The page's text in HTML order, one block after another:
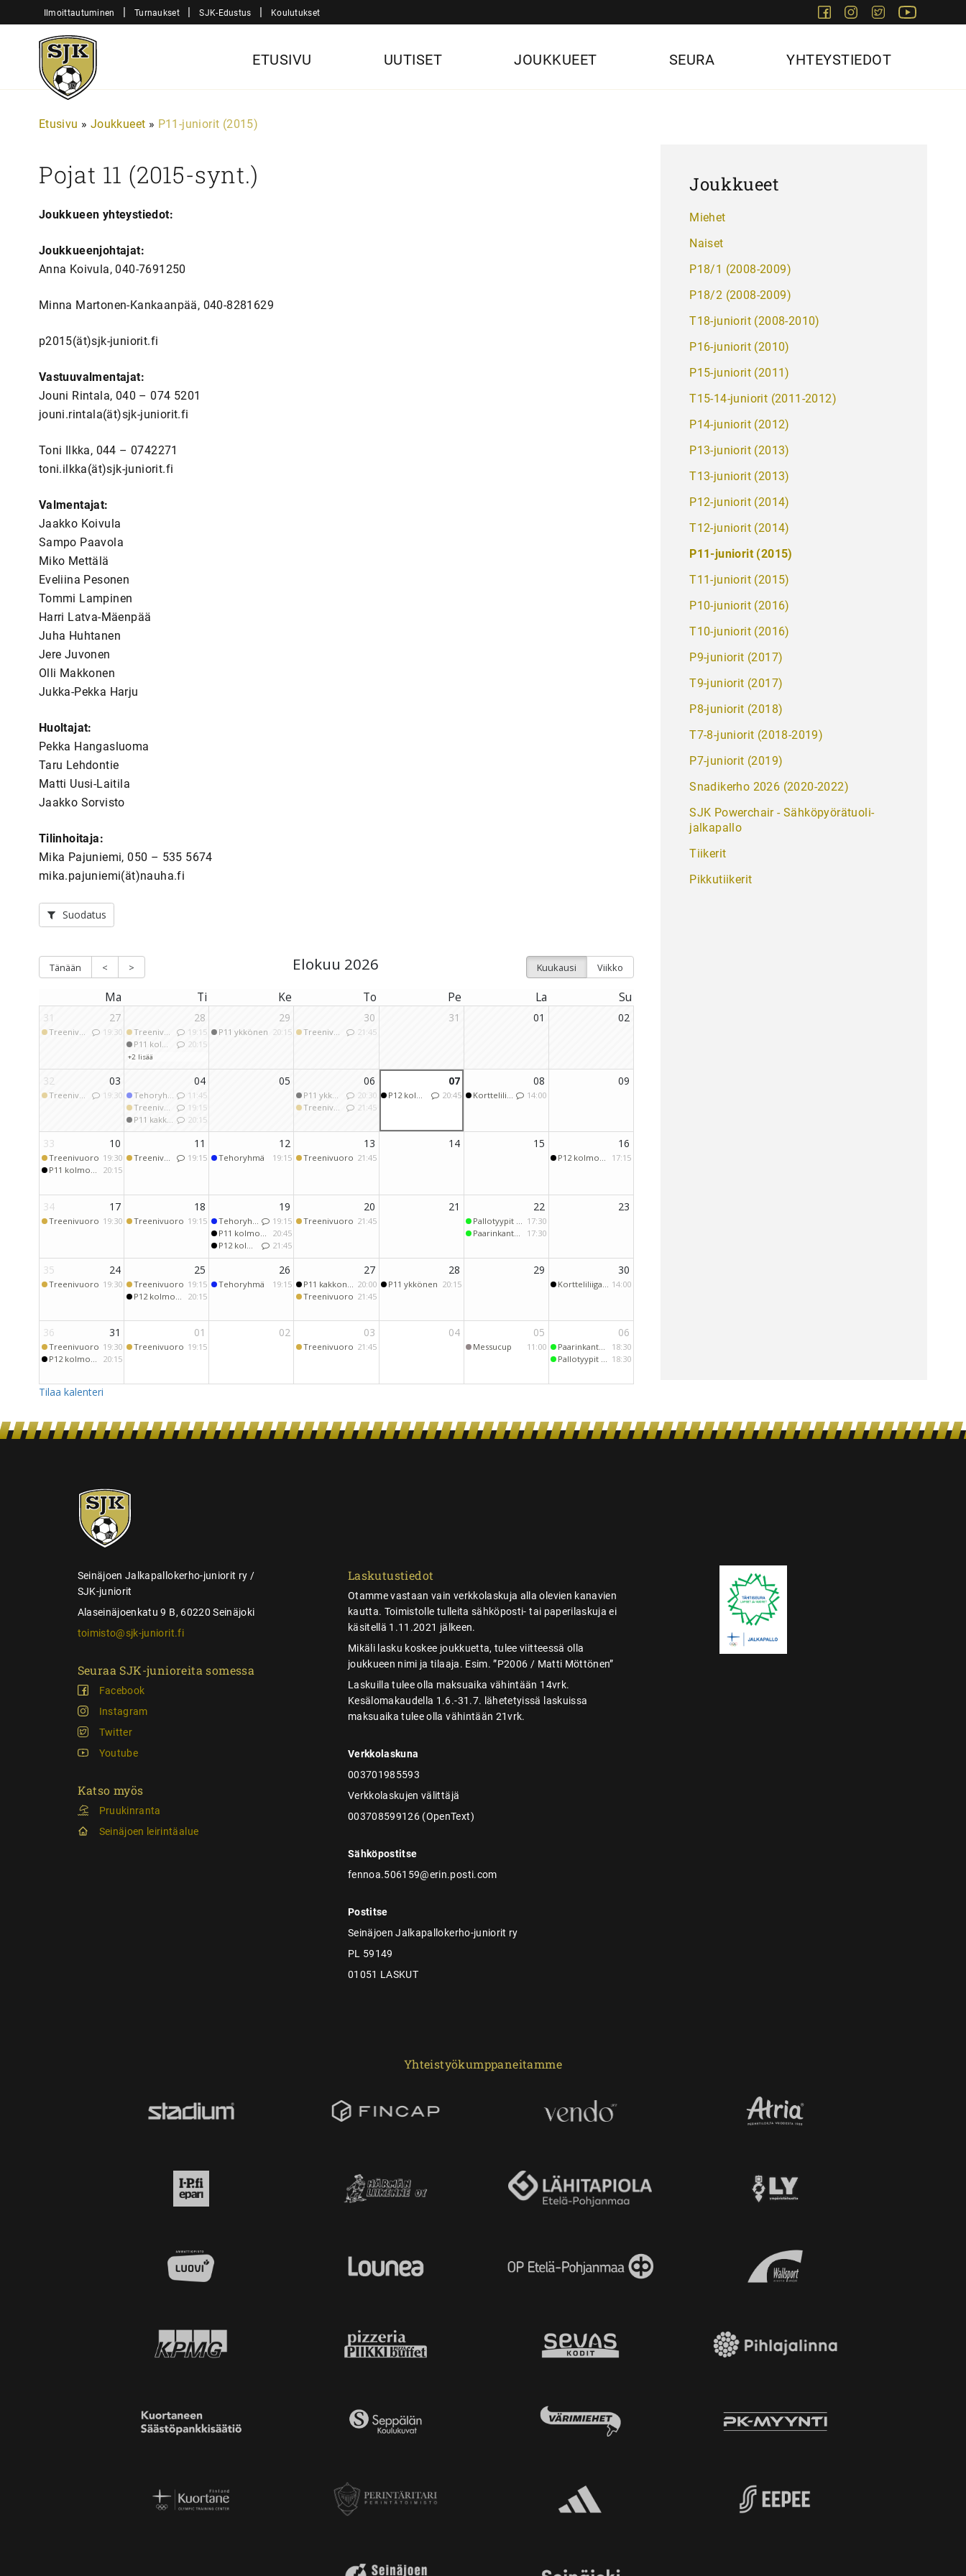
sisältöön
Ilmoittautuminen | Turnaukset | SJK-Edustus | Koulutukset FacebookInstagram
Twitter
Sjk-
Juniorit
ETUSIVU UUTISET JOUKKUEET SEURA YHTEYSTIEDOT
Etusivu » Joukkueet » P11-juniorit (2015)
Pojat 11 (2015-synt.)
Joukkueen yhteystiedot:
Joukkueenjohtajat:
Anna Koivula, 040-7691250
Minna Martonen-Kankaanpää, 040-8281629
p2015(ät)sjk-juniorit.fi
Vastuuvalmentajat:
Jouni Rintala, 040 – 074 5201
jouni.rintala(ät)sjk-juniorit.fi
Toni Ilkka, 044 – 0742271
toni.ilkka(ät)sjk-juniorit.fi
Valmentajat:
Jaakko Koivula
Sampo Paavola
Miko Mettälä
Eveliina Pesonen
Tommi Lampinen
Harri Latva-Mäenpää
Juha Huhtanen
Jere Juvonen
Olli Makkonen
Jukka-Pekka Harju
Huoltajat:
Pekka Hangasluoma
Taru Lehdontie
Matti Uusi-Laitila
Jaakko Sorvisto
Tilinhoitaja:
Mika Pajuniemi, 050 – 535 5674
mika.pajuniemi(ät)nauha.fi
Joukkueet
Miehet
Naiset
P18/1 (2008-2009)
P18/2 (2008-2009)
T18-juniorit (2008-2010)
P16-juniorit (2010)
P15-juniorit (2011)
T15-14-juniorit (2011-2012)
P14-juniorit (2012)
P13-juniorit (2013)
T13-juniorit (2013)
P12-juniorit (2014)
T12-juniorit (2014)
P11-juniorit (2015)
T11-juniorit (2015)
P10-juniorit (2016)
T10-juniorit (2016)
P9-juniorit (2017)
T9-juniorit (2017)
P8-juniorit (2018)
T7-8-juniorit (2018-2019)
P7-juniorit (2019)
Snadikerho 2026 (2020-2022)
SJK Powerchair - Sähkö­pyörätuoli­
jalkapallo
Tiikerit
Pikkutiikerit
SJK-
juniorit
Seinäjoen Jalkapallokerho-juniorit ry /
SJK-juniorit
Alaseinäjoenkatu 9 B, 60220 Seinäjoki
toimisto@sjk-juniorit.fi
Seuraa SJK-junioreita somessa
Facebook
Instagram
Twitter
Youtube
Katso myös
Pruukinranta
Seinäjoen leirintäalue
Laskutustiedot
Otamme vastaan vain verkkolaskuja alla olevien kanavien
kautta. Toimistolle tulleita sähköposti- tai paperilaskuja ei
käsitellä 1.11.2021 jälkeen.
Mikäli lasku koskee joukkuetta, tulee viitteessä olla
joukkueen nimi ja tilaaja. Esim. ”P2006 / Matti Möttönen”
Laskuilla tulee olla maksuaika vähintään 14vrk.
Kesälomakaudella 1.6.-31.7. lähetetyissä laskuissa
maksuaika tulee olla vähintään 21vrk.
Verkkolaskuna
003701985593
Verkkolaskujen välittäjä
003708599126 (OpenText)
Sähköpostitse
fennoa.506159@erin.posti.com
Postitse
Seinäjoen Jalkapallokerho-juniorit ry
PL 59149
01051 LASKUT
Yhteistyökumppaneitamme